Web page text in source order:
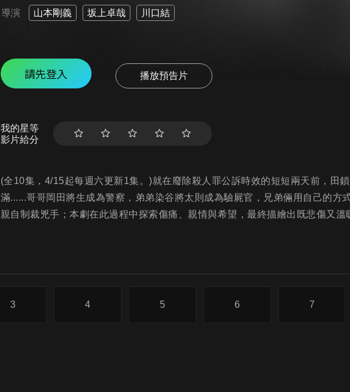
導演 山本剛義 坂上卓哉 川口結
請先登入 播放預告片
我的星等
影片給分
(全10集，4/15起每週六更新1集。)就在廢除殺人罪公訴時效的短短兩天前，田
滿......哥哥岡田將生成為警察，弟弟染谷將太則成為驗屍官，兄弟倆用自己的方
親自制裁兇手；本劇在此過程中探索傷痛、親情與希望，最終描繪出既悲傷又溫
3 4 5 6 7